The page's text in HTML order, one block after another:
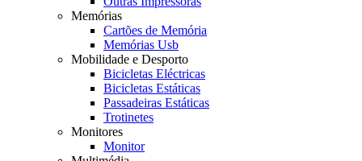
Memórias
Cartões de Memória
Memórias Usb
Mobilidade e Desporto
Bicicletas Eléctricas
Bicicletas Estáticas
Passadeiras Estáticas
Trotinetes
Monitores
Monitor